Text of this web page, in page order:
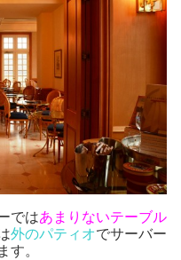
ではあまりないテーブル
外のパティオでサーバー
す。